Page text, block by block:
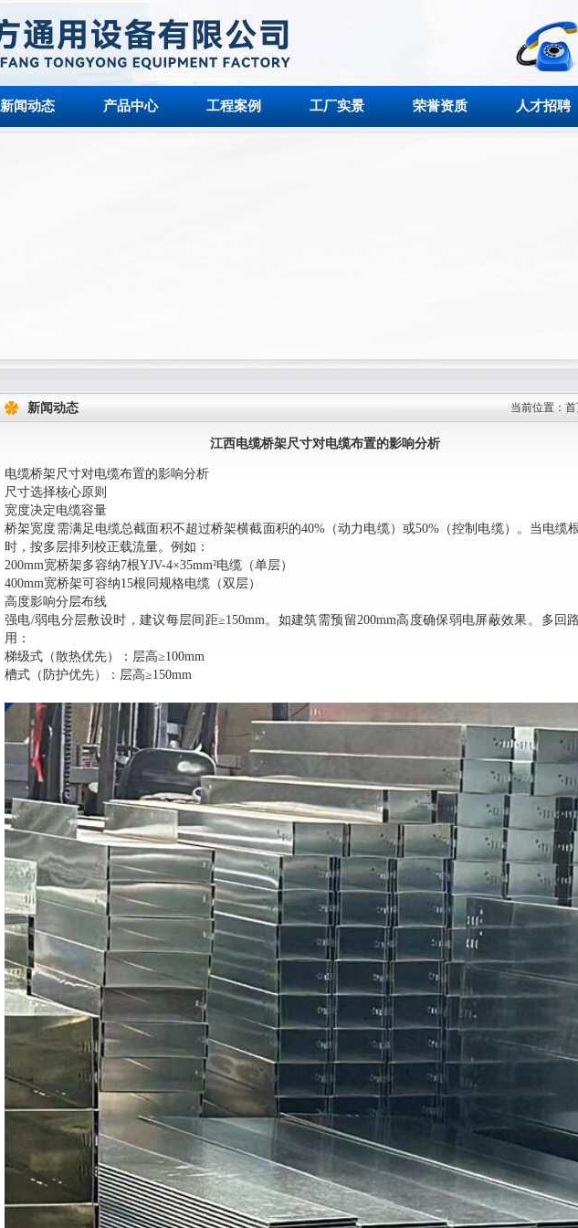
新闻动态 产品中心 工程案例 工厂实景 荣誉资质 人才招聘
新闻动态 当前位置：
江西电缆桥架尺寸对电缆布置的影响分析
电缆桥架尺寸对电缆布置的影响分析
尺寸选择核心原则
‌宽度决定电缆容量‌
桥架宽度需满足电缆总截面积不超过桥架横截面积的40%（动力电缆）或50%（控制电缆）‌。当电缆
时，按多层排列校正载流量。例如：
200mm宽桥架多容纳7根YJV-4×35mm²电缆（单层）
400mm宽桥架可容纳15根同规格电缆（双层）
‌高度影响分层布线‌
强电/弱电分层敷设时，建议每层间距≥150mm。如建筑需预留200mm高度确保弱电屏蔽效果‌。多回
用：
梯级式（散热优先）：层高≥100mm
槽式（防护优先）：层高≥150mm